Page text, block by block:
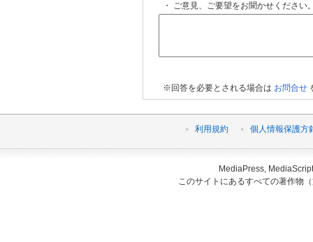
・ ご意見、ご要望をお聞かせください
※回答を必要とされる場合は お問合せ
利用規約 個人情報保護方
MediaPress,
このサイトにあるすべての著作物